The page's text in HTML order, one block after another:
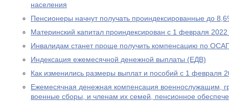
населения
Пенсионеры начнут получать проиндексированные до
Материнский капитал проиндексирован с 1 февраля 2022
Инвалидам станет проще получить компенсацию по
Индексация ежемесячной денежной выплаты (ЕДВ)
Как изменились размеры выплат и пособий с 1 февраля
Ежемесячная денежная компенсация военнослужащим,
военные сборы, и членам их семей, пенсионное